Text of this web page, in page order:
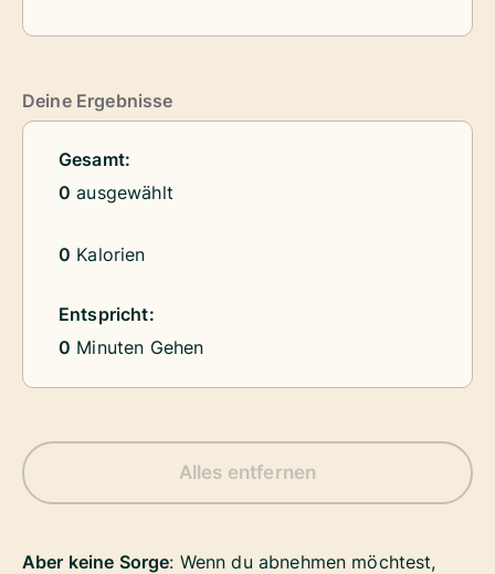
Deine Ergebnisse
Gesamt:
0 ausgewählt
0 Kalorien
Entspricht:
0 Minuten Gehen
Alles entfernen
Aber keine Sorge: Wenn du abnehmen möchtest,